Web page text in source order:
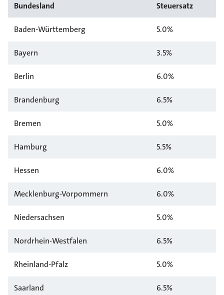
Bundesland Steuersatz
Baden-Württemberg 5.0%
Bayern 3.5%
Berlin 6.0%
Brandenburg 6.5%
Bremen 5.0%
Hamburg 5.5%
Hessen 6.0%
Mecklenburg-Vorpommern 6.0%
Niedersachsen 5.0%
Nordrhein-Westfalen 6.5%
Rheinland-Pfalz 5.0%
Saarland 6.5%